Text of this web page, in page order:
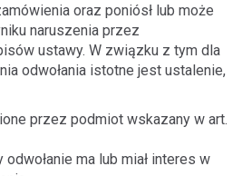
oraz poniósł lub może
naruszenia przez
ustawy. W związku z tym dla
odwołania istotne jest ustalenie,
przez podmiot wskazany w art.
ma lub miał interes w